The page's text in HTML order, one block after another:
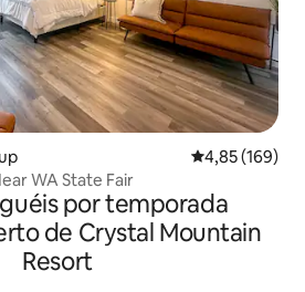
4,85 de uma
4,85 (169)
WA State Fair
por temporada
de Crystal Mountain
Resort